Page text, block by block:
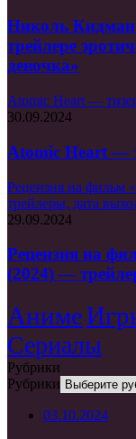
Николь Кидман
трейлере
девочка»
Atomic Heart —
30.09.2024
Atomic Heart —
Рецензия на фильм
трейлеры, дата
29.09.2024
Рецензия на
(2024) —
Аниме
Сериалы
Рубрики
Рубрики
03.10.2024